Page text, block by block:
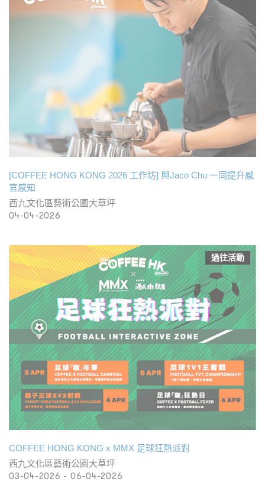
[COFFEE HONG KONG 2026 工作坊] 與Jaco Chu 一同提升感
官感知
西九文化區藝術公園大草坪
04-04-2026
過往活動
COFFEE HONG KONG x MMX 足球狂熱派對
西九文化區藝術公園大草坪
03-04-2026 - 06-04-2026